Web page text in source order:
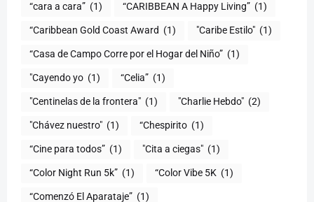
“cara a cara” (1) “CARIBBEAN A Happy Living” (1)
(1) "Caribe Estilo" (1)
“Casa de Campo Corre por el Hogar del Niño” (1)
"Cayendo yo (1) (1)
"Centinelas de la frontera" (1) "Charlie Hebdo" (2)
"Chávez nuestro" (1) “Chespirito (1)
“Cine para todos” (1) "Cita a ciegas" (1)
“Color Night Run 5k” (1) “Color Vibe 5K (1)
“Comenzó El Aparataje” (1)